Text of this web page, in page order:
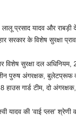
प्रसाद यादव और राबड़ी
सरकार के विशेष सुरक्षा
विशेष सुरक्षा दल
पुरुष अंगरक्षक, बुलेटप्रूफ
गार्ड टीम, दो
यादव की ‘वाई प्लस’ श्रेणी